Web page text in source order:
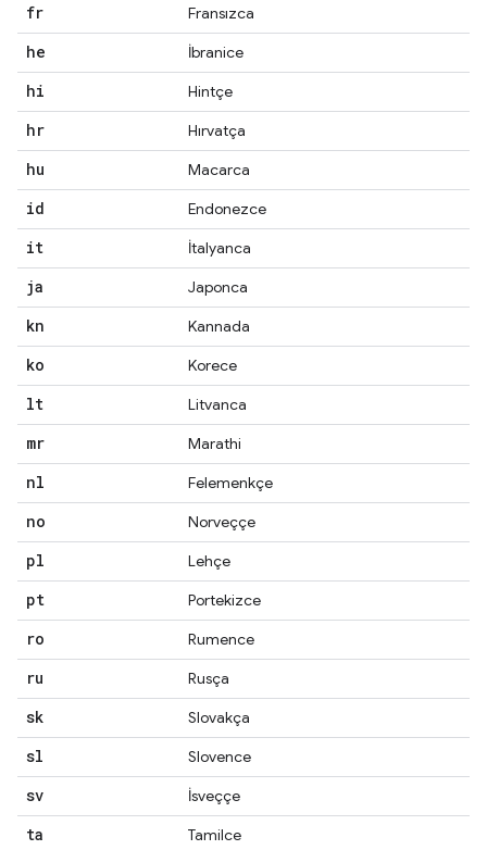
fr Fransızca
he İbranice
hi Hintçe
hr Hırvatça
hu Macarca
id Endonezce
it İtalyanca
ja Japonca
kn Kannada
ko Korece
lt Litvanca
mr Marathi
nl Felemenkçe
no Norveççe
pl Lehçe
pt Portekizce
ro Rumence
ru Rusça
sk Slovakça
sl Slovence
sv İsveççe
ta Tamilce